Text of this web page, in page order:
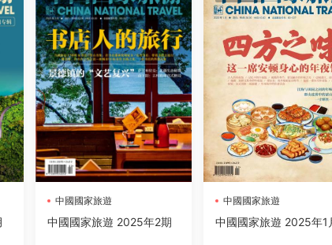
中國國家旅遊
中國國家旅遊 2025年2期
中國國家旅遊
中國國家旅遊 2025年1